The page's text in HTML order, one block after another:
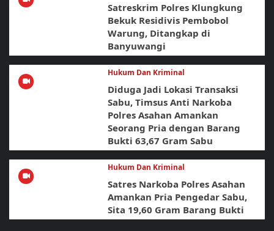
Satreskrim Polres Klungkung
Bekuk Residivis Pembobol
Warung, Ditangkap di
Banyuwangi
Hukum Dan Kriminal
Diduga Jadi Lokasi Transaksi
Sabu, Timsus Anti Narkoba
Polres Asahan Amankan
Seorang Pria dengan Barang
Bukti 63,67 Gram Sabu
Hukum Dan Kriminal
Satres Narkoba Polres Asahan
Amankan Pria Pengedar Sabu,
Sita 19,60 Gram Barang Bukti